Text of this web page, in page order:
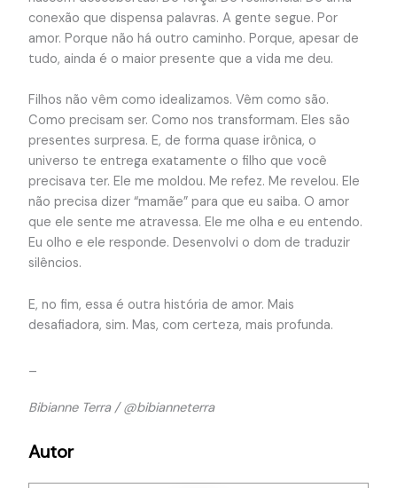
conexão que dispensa palavras. A gente segue. Por
amor. Porque não há outro caminho. Porque, apesar de
tudo, ainda é o maior presente que a vida me deu.
Filhos não vêm como idealizamos. Vêm como são.
Como precisam ser. Como nos transformam. Eles são
presentes surpresa. E, de forma quase irônica, o
universo te entrega exatamente o filho que você
precisava ter. Ele me moldou. Me refez. Me revelou. Ele
não precisa dizer “mamãe” para que eu saiba. O amor
que ele sente me atravessa. Ele me olha e eu entendo.
Eu olho e ele responde. Desenvolvi o dom de traduzir
silêncios.
E, no fim, essa é outra história de amor. Mais
desafiadora, sim. Mas, com certeza, mais profunda.
Bibianne Terra / @bibianneterra
Autor